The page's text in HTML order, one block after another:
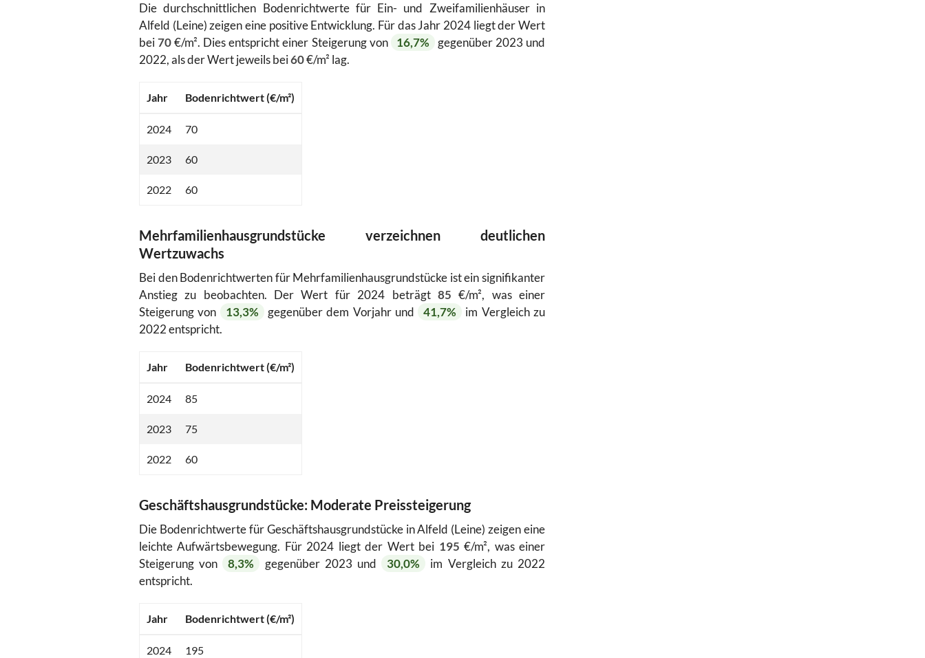
Die durchschnittlichen Bodenrichtwerte für Ein- und Zweifamilienhäuser in
Alfeld (Leine) zeigen eine positive Entwicklung. Für das Jahr 2024 liegt der Wert
bei70€/m². Dies entspricht einer Steigerung von 16,7%
gegenüber 2023 und
2022, als der Wert jeweils bei60€/m² lag.
Jahr Bodenrichtwert (€/m²)
2024 70
2023 60
2022 60
Mehrfamilienhausgrundstücke verzeichnen deutlichen
Wertzuwachs
Bei den Bodenrichtwerten für Mehrfamilienhausgrundstücke ist ein signifikanter
Anstieg zu beobachten. Der Wert für 2024 beträgt 85 €/m², was einer
Steigerung von
13,3% gegenüber dem Vorjahr und 41,7%
im Vergleich zu
2022 entspricht.
Jahr Bodenrichtwert (€/m²)
2024 85
2023 75
2022 60
Geschäftshausgrundstücke: Moderate Preissteigerung
Die Bodenrichtwerte für Geschäftshausgrundstücke in Alfeld (Leine) zeigen eine
leichte Aufwärtsbewegung. Für 2024 liegt der Wert bei 195 €/m², was einer
Steigerung von
8,3% gegenüber 2023 und 30,0%
im Vergleich zu 2022
entspricht.
Jahr Bodenrichtwert (€/m²)
2024 195